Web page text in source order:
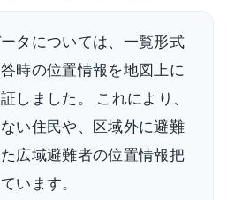
タについては、一覧形式
時の位置情報を地図上に
しました。 これにより、
い住民や、区域外に避難
広域避難者の位置情報把
います。